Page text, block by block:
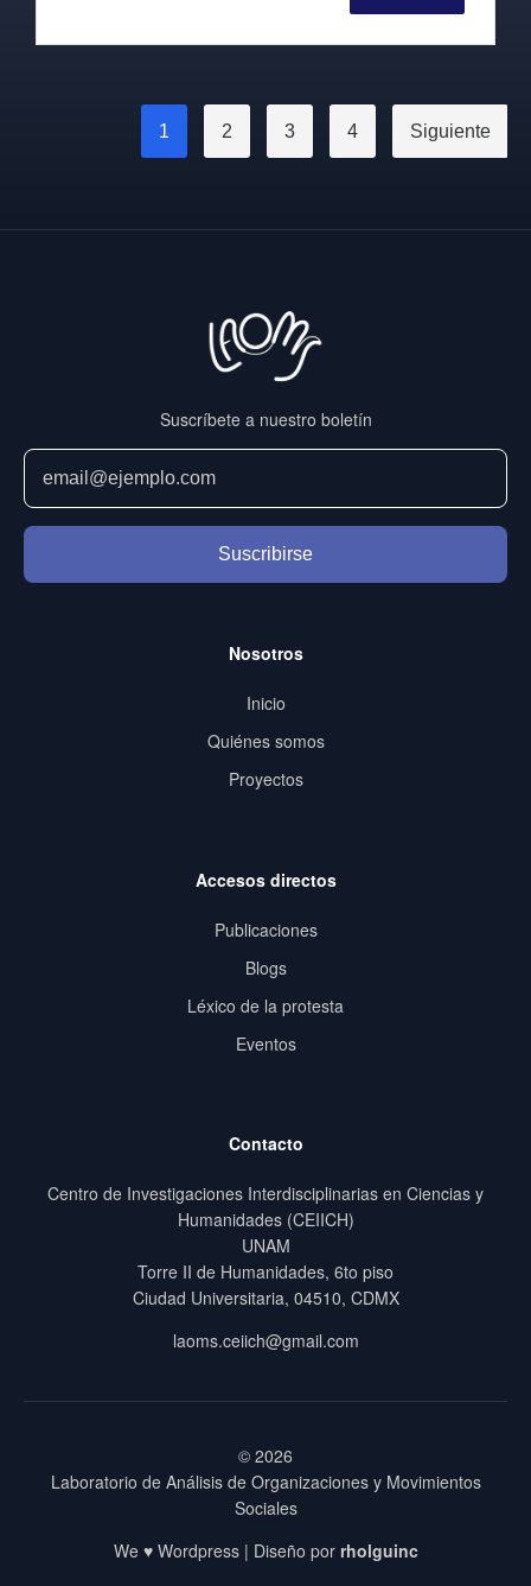
Paginación
1 2 3 4 Siguiente
Suscríbete a nuestro boletín
Suscribirse
Nosotros
Inicio
Quiénes somos
Proyectos
Accesos directos
Publicaciones
Blogs
Léxico de la protesta
Eventos
Contacto
Centro de Investigaciones Interdisciplinarias en Ciencias y
Humanidades (CEIICH)
UNAM
Torre II de Humanidades, 6to piso
Ciudad Universitaria, 04510, CDMX
laoms.ceiich@gmail.com
© 2026
Laboratorio de Análisis de Organizaciones y Movimientos
Sociales
We ♥ Wordpress | Diseño por rholguinc